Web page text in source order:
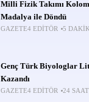
Milli Fizik Takımı
Madalya ile Döndü
GAZETE4 EDITÖR
Genç Türk Biyologlar
Kazandı
GAZETE4 EDITÖR